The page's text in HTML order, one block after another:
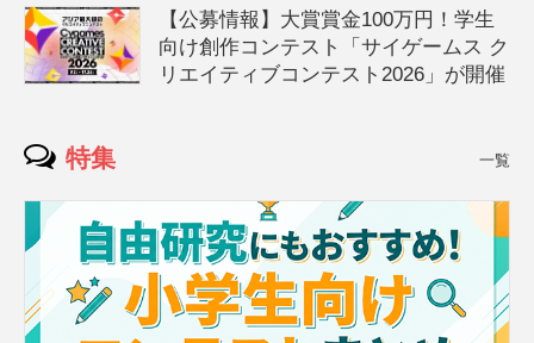
【公募情報】大賞賞金100万円！学生
向け創作コンテスト「サイゲームス ク
リエイティブコンテスト2026」が開催
特集 一覧